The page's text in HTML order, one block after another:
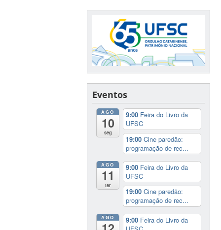
Eventos
AGO
10
seg
9:00 Feira do Livro da
UFSC
19:00Cine paredão:
programação de rec...
AGO
11
ter
9:00 Feira do Livro da
UFSC
19:00Cine paredão:
programação de rec...
AGO 9:00 Feira do Livro da